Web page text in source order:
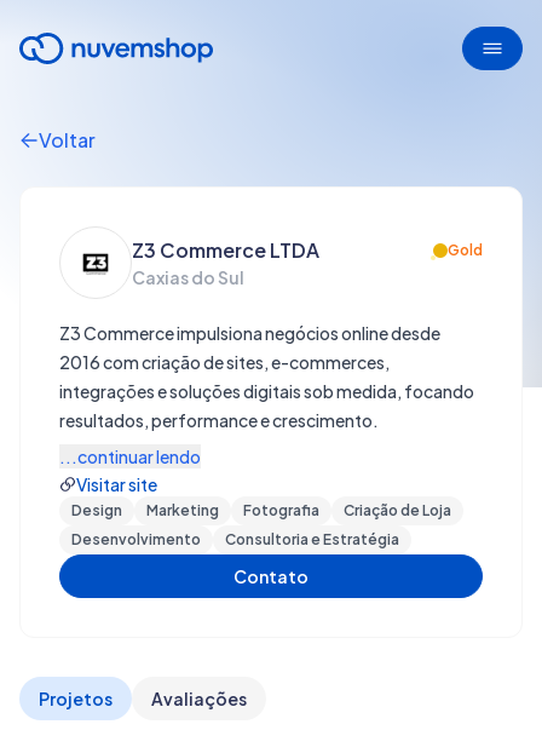
Voltar
Z3 Commerce LTDA Gold
Caxias do Sul
Z3 Commerce impulsiona negócios online desde
2016 com criação de sites, e-commerces,
integrações e soluções digitais sob medida, focando
resultados, performance e crescimento.
...continuar lendo
Visitar site
Design Marketing Fotografia
Criação de Loja
Desenvolvimento
Consultoria e Estratégia
Contato
Projetos Avaliações